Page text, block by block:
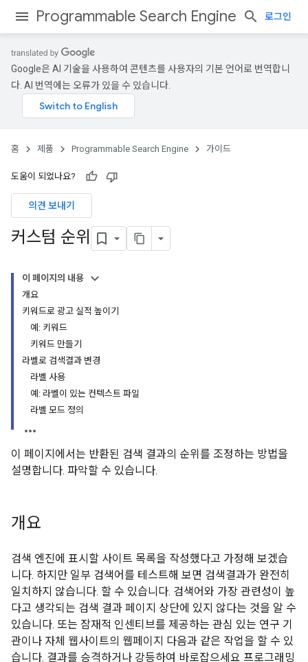
Programmable Search Engine 로그인
Google은 AI 기술을 사용하여 콘텐츠를 사용자의 기본 언어로 번역합니
다. AI 번역에는 오류가 있을 수 있습니다.
홈 제품 Programmable Search Engine 가이드
도움이 되었나요?
의견 보내기
커스텀 순위
이 페이지의 내용
개요
키워드로 광고 실적 높이기
예: 키워드
키워드 만들기
라벨로 검색결과 변경
라벨 사용
예: 라벨이 있는 컨텍스트 파일
라벨 모드 정의
이 페이지에서는 반환된 검색 결과의 순위를 조정하는 방법을
설명합니다. 파악할 수 있습니다.
개요
검색 엔진에 표시할 사이트 목록을 작성했다고 가정해 보겠습
니다. 하지만 일부 검색어를 테스트해 보면 검색결과가 완전히
일치하지 않습니다. 할 수 있습니다. 검색어와 가장 관련성이 높
다고 생각되는 검색 결과 페이지 상단에 있지 않다는 것을 알 수
있습니다. 또는 잠재적 인센티브를 제공하는 관심 있는 연구 기
관이나 자체 웹사이트의 웹페이지 다음과 같은 작업을 할 수 있
습니다. 결과를 승격하거나 강등하여 바로잡으세요 프로그래밍